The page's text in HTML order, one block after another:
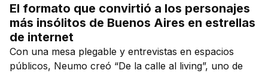
El formato que convirtió a los personajes
más insólitos de Buenos Aires en estrellas
de internet
Con una mesa plegable y entrevistas en espacios
públicos, Neumo creó “De la calle al living”, uno de